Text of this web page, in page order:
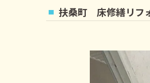
扶桑町 床修繕リ